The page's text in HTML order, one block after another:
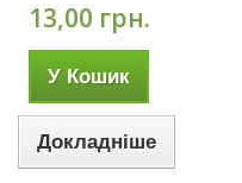
13,00 грн.
У Кошик
Докладніше